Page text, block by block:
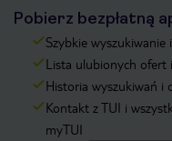
Pobierz bezpłatną
Szybkie
Lista ulubionych ofert
Historia wyszukiwań i
Kontakt z TUI i
myTUI